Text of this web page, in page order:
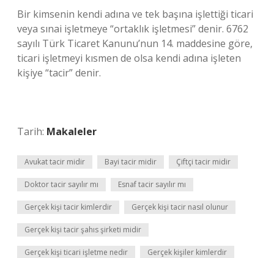
Bir kimsenin kendi adına ve tek başına işlettiği ticari
veya sınai işletmeye “ortaklık işletmesi” denir. 6762
sayılı Türk Ticaret Kanunu’nun 14. maddesine göre,
ticari işletmeyi kısmen de olsa kendi adına işleten
kişiye “tacir” denir.
Tarih: Makaleler
Avukat tacir midir Bayi tacir midir Çiftçi tacir midir
Doktor tacir sayılır mı Esnaf tacir sayılır mı
Gerçek kişi tacir kimlerdir Gerçek kişi tacir nasıl olunur
Gerçek kişi tacir şahıs şirketi midir
Gerçek kişi ticari işletme nedir Gerçek kişiler kimlerdir